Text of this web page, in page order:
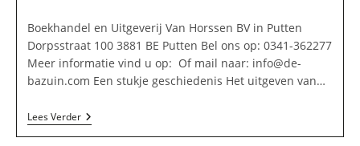
Boekhandel en Uitgeverij Van Horssen BV in Putten
Dorpsstraat 100 3881 BE Putten Bel ons op: 0341-362277
Meer informatie vind u op: Of mail naar: info@de-
bazuin.com Een stukje geschiedenis Het uitgeven van…
Lees VerderBoekhandel
En